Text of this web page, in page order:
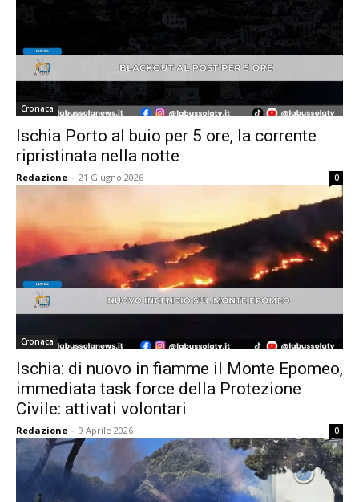
Cronaca
Ischia Porto al buio per 5 ore, la corrente
ripristinata nella notte
Redazione - 21 Giugno 2026 0
Cronaca
Ischia: di nuovo in fiamme il Monte Epomeo,
immediata task force della Protezione
Civile: attivati volontari
Redazione - 9 Aprile 2026 0